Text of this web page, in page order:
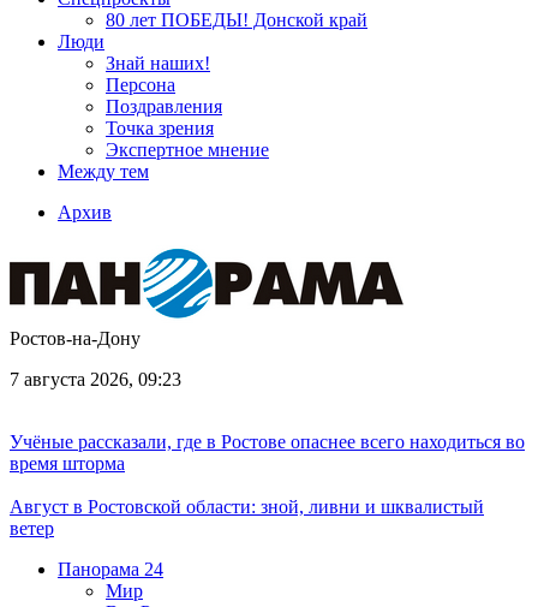
80 лет ПОБЕДЫ! Донской край
Люди
Знай наших!
Персона
Поздравления
Точка зрения
Экспертное мнение
Между тем
Архив
Ростов-на-Дону
7 августа 2026, 09:23
Учёные рассказали, где в Ростове опаснее всего находиться во
время шторма
Август в Ростовской области: зной, ливни и шквалистый
ветер
Панорама 24
Мир